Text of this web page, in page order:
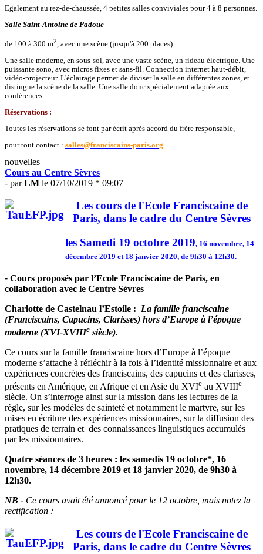
Egalement au rez-de-chaussée, 4 petites salles conviviales pour 4 à 8 personnes.
Salle Saint-Antoine de Padoue
de 100 à 300 m2 , avec une scène (jusqu'à 200 places).
Une salle moderne, en sous-sol, avec une vaste scène, un rideau électrique. Une
puissante sono, avec micros fixes et sans-fil. Connection internet haut-débit,
vidéo-projecteur. L'éclairage permet de diviser la salle en différentes zones, et
distingue la scène de la salle. Une salle donc spécialement adaptée aux
conférences.
Réservations :
Toutes les réservations se font par écrit après accord du frère responsable,
pour tout contact : salles@franciscains-paris.org
nouvelles
Cours au Centre Sèvres
- parLM le 07/10/2019 * 09:07
Les cours de l'Ecole Franciscaine de
Paris, dans le cadre du Centre Sèvres
les Samedi 19 octobre 2019, 16 novembre, 14
décembre 2019 et 18 janvier 2020, de 9h30 à 12h30.
- Cours proposés par l’Ecole Franciscaine de Paris, en
collaboration avec le Centre Sèvres
Charlotte de Castelnau l’Estoile : La famille franciscaine
(Franciscains, Capucins, Clarisses) hors d’Europe à l’époque
moderne (XVI-XVIIIe siècle).
Ce cours sur la famille franciscaine hors d’Europe à l’époque
moderne s’attache à réfléchir à la fois à l’identité missionnaire et aux
expériences concrètes des franciscains, des capucins et des clarisses,
présents en Amérique, en Afrique et en Asie du XVIe au XVIIIe
siècle. On s’interroge ainsi sur la mission dans les lectures de la
règle, sur les modèles de sainteté et notamment le martyre, sur les
mises en écriture des expériences missionnaires, sur la diffusion des
pratiques de terrain et des connaissances linguistiques accumulés
par les missionnaires.
Quatre séances de 3 heures : les samedis 19 octobre*, 16
novembre, 14 décembre 2019 et 18 janvier 2020, de 9h30 à
12h30.
NB - Ce cours avait été annoncé pour le 12 octobre, mais notez la
rectification :
Les cours de l'Ecole Franciscaine de
Paris, dans le cadre du Centre Sèvres